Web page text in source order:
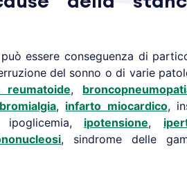
può essere conseguenza di
del sonno o di varie
,
, infarto miocardico,
ipoglicemia, ipotensione,
, sindrome delle